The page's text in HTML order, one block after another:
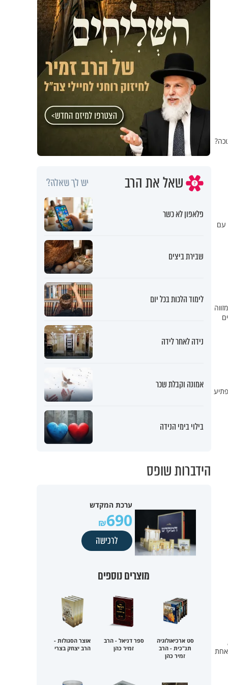
עם
אחת
שאל את הרב יש לך שאלה?
פלאפון לא כשר
שבירת ביצים
לימוד הלכות בכל יום
נידה לאחר לידה
אמונה וקבלת שכר
בילוי בימי הנידה
הידברות שופס
ערכת המקדש
690
לרכישה
מוצרים נוספים
סט ארכיאולוגיה
תנ"כית - הרב
זמיר כהן
ספר דניאל - הרב
זמיר כהן
אוצר הסגולות -
הרב יצחק בצרי